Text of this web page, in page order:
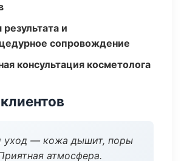
результата и
сопровождение
консультация косметолога
уход — кожа дышит, поры
атмосфера.